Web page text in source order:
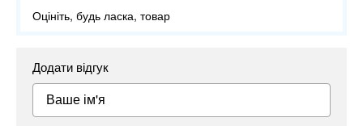
Оцініть, будь ласка, товар
Додати відгук
Ваше ім'я